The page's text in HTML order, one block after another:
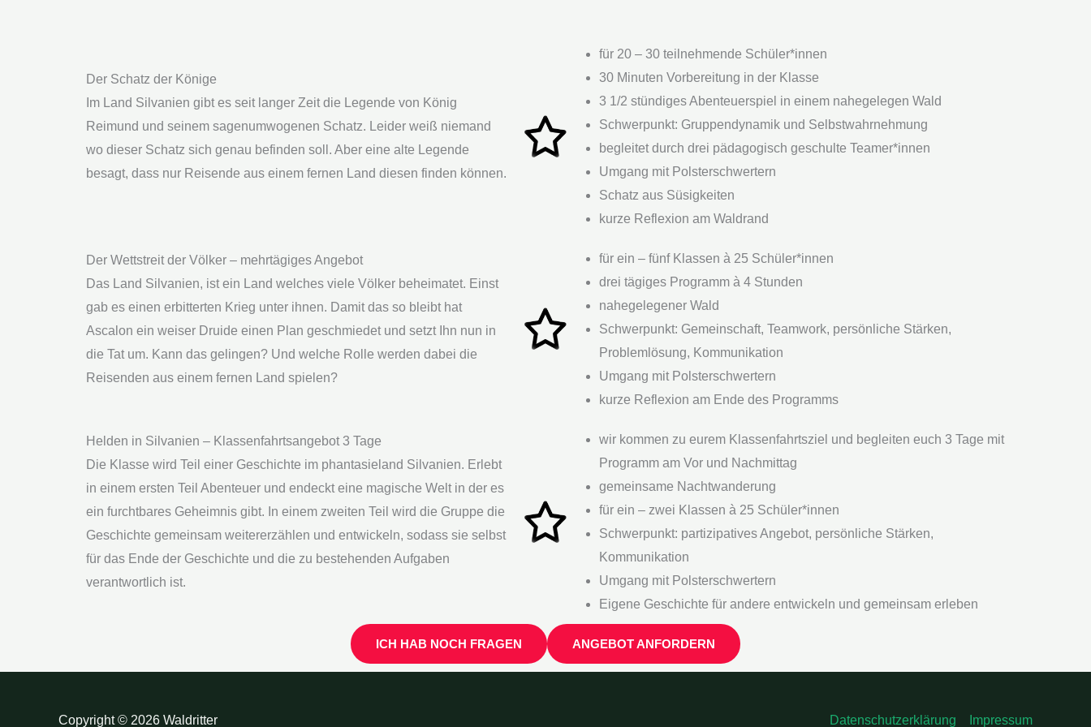
Der Schatz der Könige
Im Land Silvanien gibt es seit langer Zeit die Legende von König
Reimund und seinem sagenumwogenen Schatz. Leider weiß niemand
wo dieser Schatz sich genau befinden soll. Aber eine alte Legende
besagt, dass nur Reisende aus einem fernen Land diesen finden können.
für 20 – 30 teilnehmende Schüler*innen
30 Minuten Vorbereitung in der Klasse
3 1/2 stündiges Abenteuerspiel in einem nahegelegen Wald
Schwerpunkt: Gruppendynamik und Selbstwahrnehmung
begleitet durch drei pädagogisch geschulte Teamer*innen
Umgang mit Polsterschwertern
Schatz aus Süsigkeiten
kurze Reflexion am Waldrand
Der Wettstreit der Völker – mehrtägiges Angebot
Das Land Silvanien, ist ein Land welches viele Völker beheimatet. Einst
gab es einen erbitterten Krieg unter ihnen. Damit das so bleibt hat
Ascalon ein weiser Druide einen Plan geschmiedet und setzt Ihn nun in
die Tat um. Kann das gelingen? Und welche Rolle werden dabei die
Reisenden aus einem fernen Land spielen?
für ein – fünf Klassen à 25 Schüler*innen
drei tägiges Programm à 4 Stunden
nahegelegener Wald
Schwerpunkt: Gemeinschaft, Teamwork, persönliche Stärken,
Problemlösung, Kommunikation
Umgang mit Polsterschwertern
kurze Reflexion am Ende des Programms
Helden in Silvanien – Klassenfahrtsangebot 3 Tage
Die Klasse wird Teil einer Geschichte im phantasieland Silvanien. Erlebt
in einem ersten Teil Abenteuer und endeckt eine magische Welt in der es
ein furchtbares Geheimnis gibt. In einem zweiten Teil wird die Gruppe die
Geschichte gemeinsam weitererzählen und entwickeln, sodass sie selbst
für das Ende der Geschichte und die zu bestehenden Aufgaben
verantwortlich ist.
wir kommen zu eurem Klassenfahrtsziel und begleiten euch 3 Tage mit
Programm am Vor und Nachmittag
gemeinsame Nachtwanderung
für ein – zwei Klassen à 25 Schüler*innen
Schwerpunkt: partizipatives Angebot, persönliche Stärken,
Kommunikation
Umgang mit Polsterschwertern
Eigene Geschichte für andere entwickeln und gemeinsam erleben
ICH HAB NOCH FRAGEN ANGEBOT ANFORDERN
Copyright © 2026 Waldritter Datenschutzerklärung Impressum